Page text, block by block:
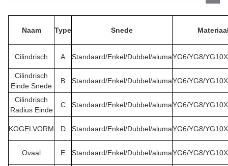
Naam Type Snede
Cilindrisch A Standaard/Enkel/Dubbel/alumaYG6/YG8/
Cilindrisch
Einde Snede
B Standaard/Enkel/Dubbel/alumaYG6/YG8/
Cilindrisch
Radius Einde
C Standaard/Enkel/Dubbel/alumaYG6/YG8/
KOGELVORM D Standaard/Enkel/Dubbel/alumaYG6/YG8/
Ovaal E Standaard/Enkel/Dubbel/alumaYG6/YG8/